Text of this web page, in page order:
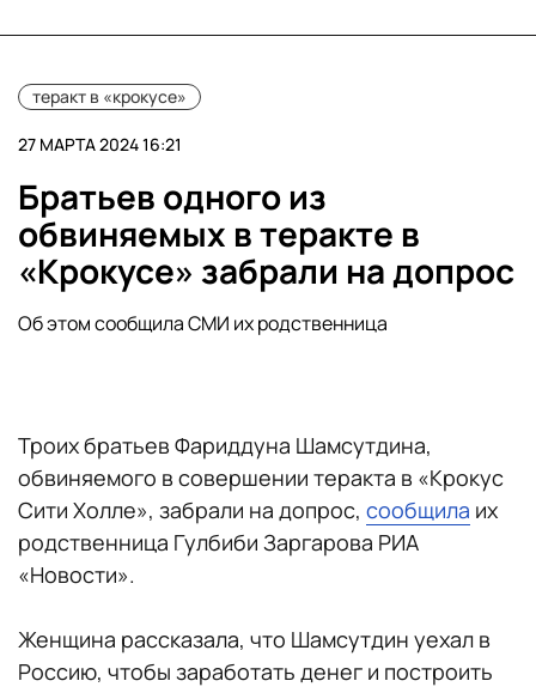
теракт в «крокусе»
27 МАРТА 2024 16:21
Братьев одного из
обвиняемых в теракте в
«Крокусе» забрали на допрос
Об этом сообщила СМИ их родственница
Троих братьев Фариддуна Шамсутдина,
обвиняемого в совершении теракта в «Крокус
Сити Холле», забрали на допрос, сообщила их
родственница Гулбиби Заргарова РИА
«Новости».
Женщина рассказала, что Шамсутдин уехал в
Россию, чтобы заработать денег и построить